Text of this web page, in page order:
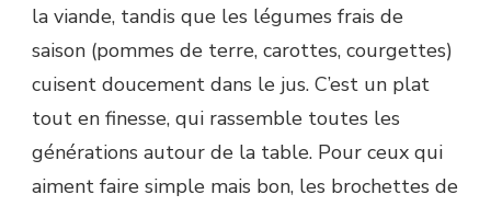
la viande, tandis que les légumes frais de
saison (pommes de terre, carottes, courgettes)
cuisent doucement dans le jus. C’est un plat
tout en finesse, qui rassemble toutes les
générations autour de la table. Pour ceux qui
aiment faire simple mais bon, les brochettes de